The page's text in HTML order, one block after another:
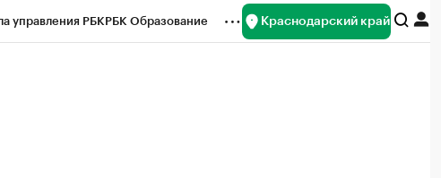
управления РБКРБК Образование Краснодарский край